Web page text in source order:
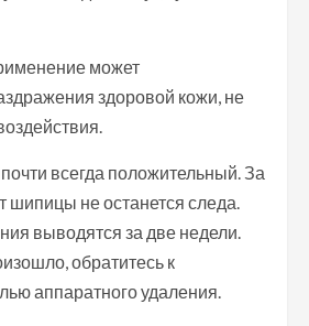
может
здоровой кожи, не
всегда положительный. За
шипицы не останется следа.
выводятся за две недели.
обратитесь к
аппаратного удаления.